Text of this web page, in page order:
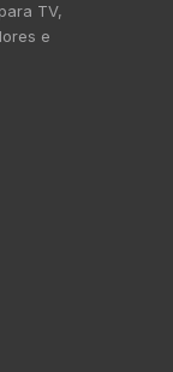
TV,
e